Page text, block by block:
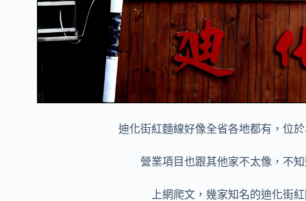
迪化街紅麵線好像全省各地都有，位
營業項目也跟其他家不太像，不
上網爬文，幾家知名的迪化街